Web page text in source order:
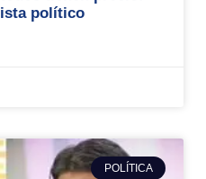
político
POLÍTICA